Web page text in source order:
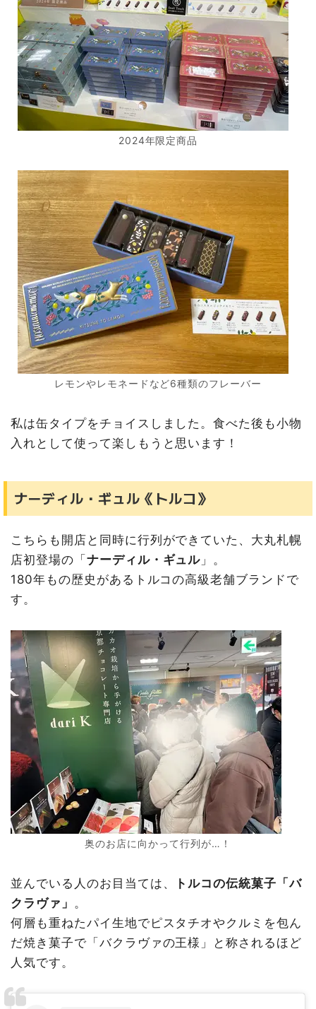
2024年限定商品
レモンやレモネードなど6種類のフレーバー
私は缶タイプをチョイスしました。食べた後も小物
入れとして使って楽しもうと思います！
ナーディル・ギュル《トルコ》
こちらも開店と同時に行列ができていた、大丸札幌
店初登場の「ナーディル・ギュル 」。
180年もの歴史があるトルコの高級老舗ブランドで
す。
奥のお店に向かって行列が…！
並んでいる人のお目当ては、
トルコの伝統菓子「バ
クラヴァ」 。
何層も重ねたパイ生地でピスタチオやクルミを包ん
だ焼き菓子で「バクラヴァの王様」と称されるほど
人気です。